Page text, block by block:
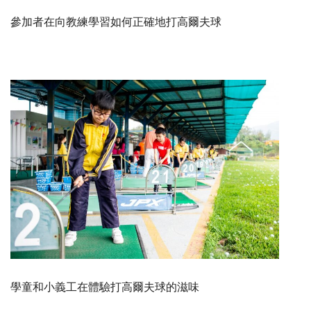
參加者在向教練學習如何正確地打高爾夫球
學童和小義工在體驗打高爾夫球的滋味